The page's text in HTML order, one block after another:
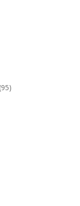
9595